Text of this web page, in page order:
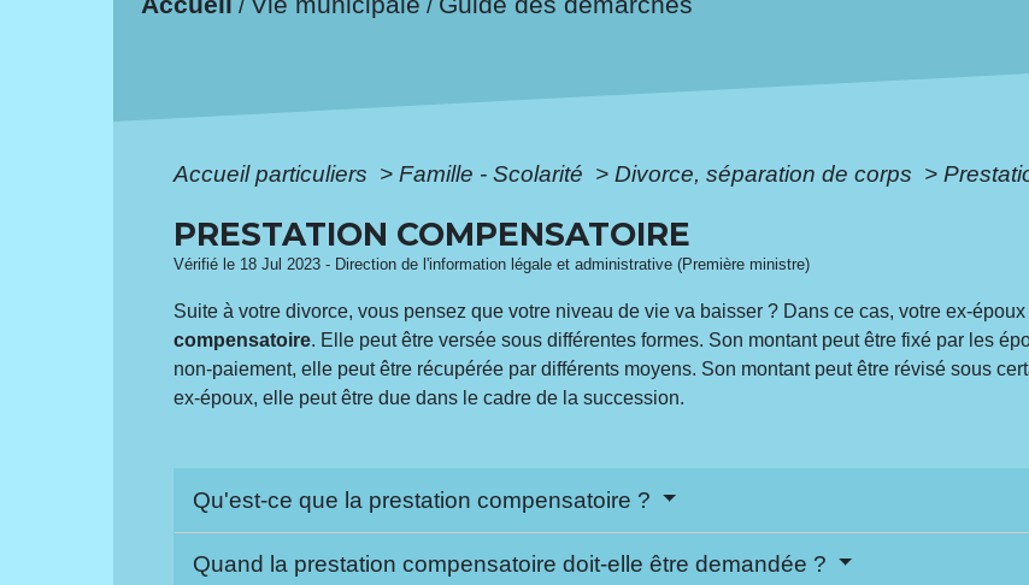
/ /
Accueil particuliers > Famille - Scolarité > Divorce, séparation de corps >
PRESTATION COMPENSATOIRE
Vérifié le 18 Jul 2023 - Direction de l'information légale et administrative (Première ministre)
Suite à votre divorce, vous pensez que votre niveau de vie va baisser ? Dans ce cas, votre ex-
compensatoire. Elle peut être versée sous différentes formes. Son montant peut être fixé par les
non-paiement, elle peut être récupérée par différents moyens. Son montant peut être révisé sous
ex-époux, elle peut être due dans le cadre de la succession.
Qu'est-ce que la prestation compensatoire ?
Quand la prestation compensatoire doit-elle être demandée ?